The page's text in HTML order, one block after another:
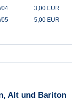
04
3,00 EUR
05 5,00 EUR
Alt und Bariton